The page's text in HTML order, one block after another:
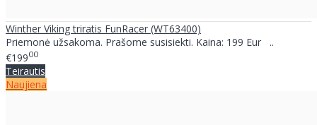
Winther Viking triratis FunRacer (WT63400)
Priemonė užsakoma. Prašome susisiekti. Kaina: 199 Eur ..
€19900
Teirautis
Naujiena